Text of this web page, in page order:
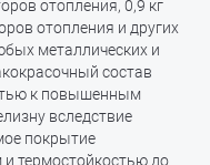
отопления, 0,9 кг
отопления и других
металлических и
состав
к повышенным
вследствие
покрытие
и термостойкостью до